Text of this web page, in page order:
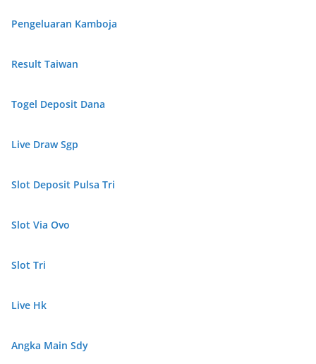
Pengeluaran Kamboja
Result Taiwan
Togel Deposit Dana
Live Draw Sgp
Slot Deposit Pulsa Tri
Slot Via Ovo
Slot Tri
Live Hk
Angka Main Sdy